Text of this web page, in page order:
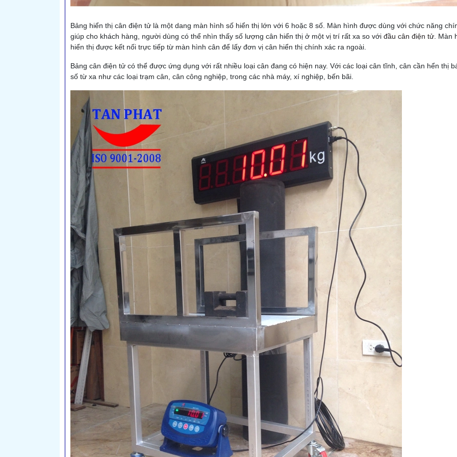
Bảng hiển thị cân điện tử là một dang màn hình số hiển thị lớn với 6 hoặc 8 số. Màn hình được dùng với chức năng
giúp cho khách hàng, người dùng có thể nhìn thấy số lượng cân hiển thị ở một vị trí rất xa so với đầu cân điện tử . Màn
hiển thị được kết nối trực tiếp từ màn hình cân để lấy đơn vị cân hiển thị chính xác ra ngoài.
Bảng cân điện tử có thể được ứng dụng với rất nhiều loại cân đang có hiện nay. Với các loại cân tĩnh, cân cần hển thị
số từ xa như các loại trạm cân, cân công nghiệp, trong các nhà máy, xí nghiệp, bến bãi.